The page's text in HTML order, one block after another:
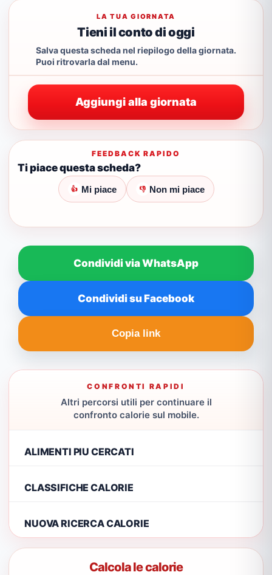
LA TUA GIORNATA
Tieni il conto di oggi
Salva questa scheda nel riepilogo della giornata.
Puoi ritrovarla dal menu.
Aggiungi alla giornata
FEEDBACK RAPIDO
Ti piace questa scheda?
👍 Mi piace 👎 Non mi piace
Condividi via WhatsApp
Condividi su Facebook
Copia link
CONFRONTI RAPIDI
Altri percorsi utili per continuare il
confronto calorie sul mobile.
ALIMENTI PIU CERCATI
CLASSIFICHE CALORIE
NUOVA RICERCA CALORIE
Calcola le calorie